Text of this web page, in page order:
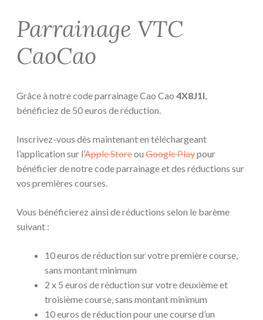
Parrainage VTC
CaoCao
Grâce à notre code parrainage Cao Cao 4X8J1I,
bénéficiez de 50 euros de réduction.
Inscrivez-vous dès maintenant en téléchargeant
l’application sur l’Apple Storeou Google Playpour
bénéficier de notre code parrainage et des réductions sur
vos premières courses.
Vous bénéficierez ainsi de réductions selon le barème
suivant :
10 euros de réduction sur votre première course,
sans montant minimum
2 x 5 euros de réduction sur votre deuxième et
troisième course, sans montant minimum
10 euros de réduction pour une course d’un